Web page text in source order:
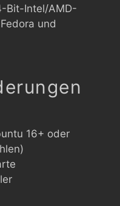
Bit-Intel/AMD-
und
16+ oder